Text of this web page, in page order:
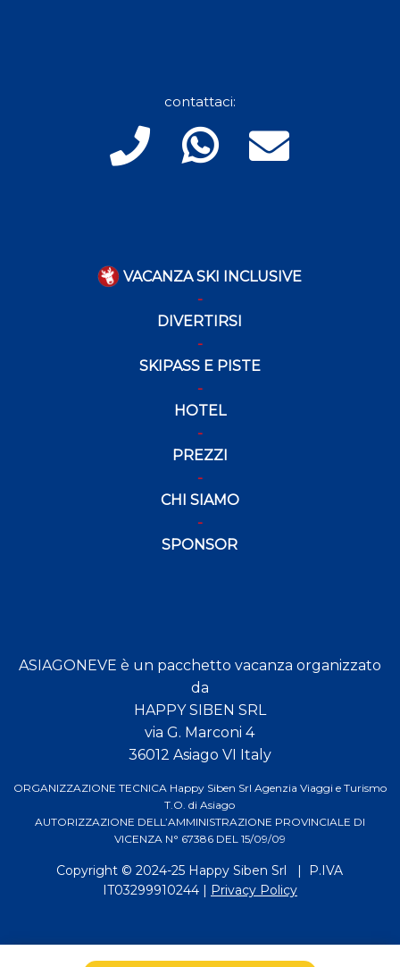
contattaci:
VACANZA SKI INCLUSIVE
DIVERTIRSI
SKIPASS E PISTE
HOTEL
PREZZI
CHI SIAMO
SPONSOR
ASIAGONEVE è un pacchetto vacanza organizzato
da
HAPPY SIBEN SRL
via G. Marconi 4
36012 Asiago VI Italy
ORGANIZZAZIONE TECNICA Happy Siben Srl Agenzia Viaggi e Turismo
T.O. di Asiago
AUTORIZZAZIONE DELL’AMMINISTRAZIONE PROVINCIALE DI
VICENZA N° 67386 DEL 15/09/09
Copyright © 2024-25 Happy Siben Srl
| P.IVA
IT03299910244 |
Privacy Policy